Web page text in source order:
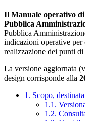
Il Manuale operativo
Pubblica
Pubblica
indicazioni operative per
realizzazione dei punti
La versione aggiornata
design corrisponde alla
1. Scopo,
1.1.
1.2.